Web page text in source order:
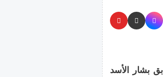
بشار الأسد